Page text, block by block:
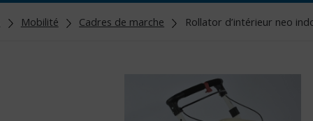
Mobilité Cadres de marche Rollator d’intérieur neo